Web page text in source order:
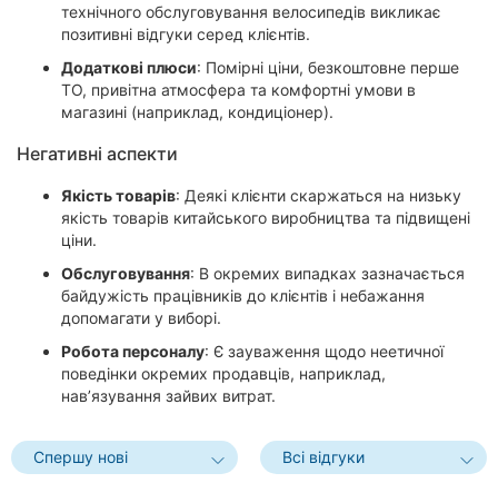
технічного обслуговування велосипедів викликає
позитивні відгуки серед клієнтів.
Додаткові плюси: Помірні ціни, безкоштовне перше
ТО, привітна атмосфера та комфортні умови в
магазині (наприклад, кондиціонер).
Негативні аспекти
Якість товарів: Деякі клієнти скаржаться на низьку
якість товарів китайського виробництва та підвищені
ціни.
Обслуговування: В окремих випадках зазначається
байдужість працівників до клієнтів і небажання
допомагати у виборі.
Робота персоналу: Є зауваження щодо неетичної
поведінки окремих продавців, наприклад,
нав’язування зайвих витрат.
Спершу нові Всі відгуки